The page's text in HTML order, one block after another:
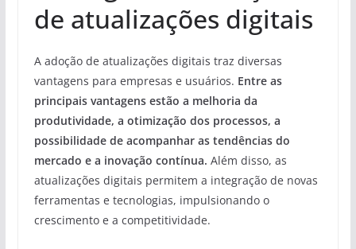
de atualizações digitais
A adoção de atualizações digitais traz diversas
vantagens para empresas e usuários. Entre as
principais vantagens estão a melhoria da
produtividade, a otimização dos processos, a
possibilidade de acompanhar as tendências do
mercado e a inovação contínua. Além disso, as
atualizações digitais permitem a integração de novas
ferramentas e tecnologias, impulsionando o
crescimento e a competitividade.